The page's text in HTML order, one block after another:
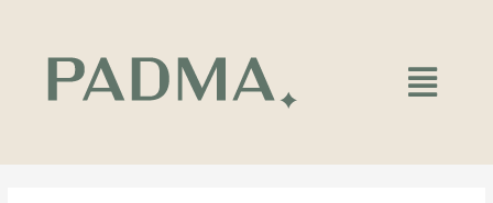
contenido
Main
Menu